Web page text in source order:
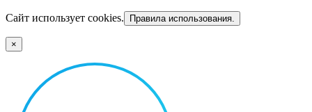
Сайт использует cookies. Правила использования.
×